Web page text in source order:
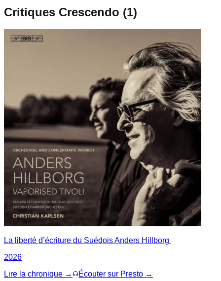
Critiques Crescendo (1)
La liberté d’écriture du Suédois Anders Hillborg
2026
Lire la chronique →
Écouter sur Presto →